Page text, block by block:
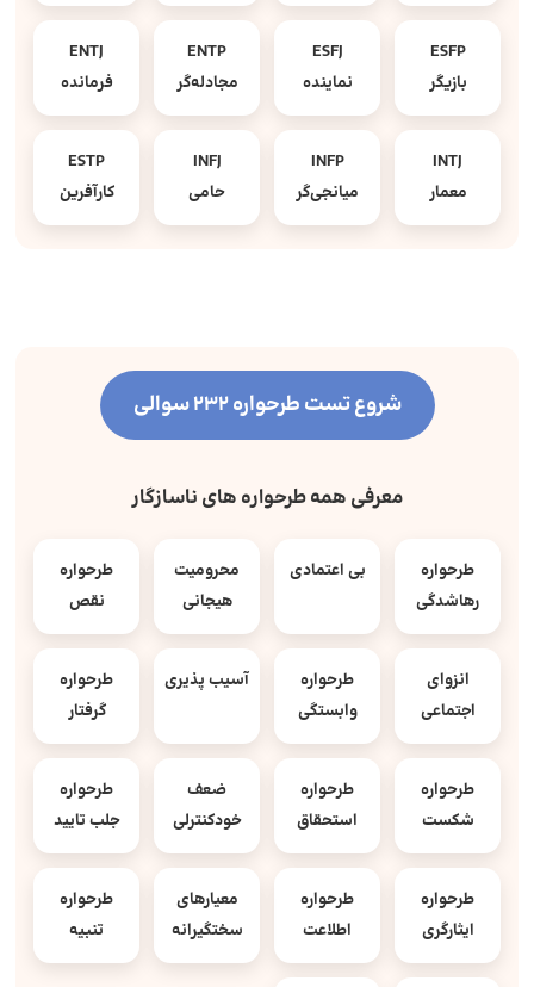
ESFP
بازیگر
ESFJ
نماینده
ENTP
مجادله‌گر
ENTJ
فرمانده
INTJ
معمار
INFP
میانجی‌گر
INFJ
حامی
ESTP
کارآفرین
شروع تست طرحواره 232 سوالی
معرفی همه طرحواره های ناسازگار
طرحواره
رهاشدگی
بی اعتمادی
محرومیت
هیجانی
طرحواره
نقص
انزوای
اجتماعی
طرحواره
وابستگی
آسیب پذیری
طرحواره
گرفتار
طرحواره
شکست
طرحواره
استحقاق
ضعف
خودکنترلی
طرحواره
جلب تایید
طرحواره
ایثارگری
طرحواره
اطلاعت
معیارهای
سختگیرانه
طرحواره
تنبیه